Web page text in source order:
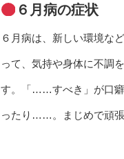
６月病の症状
６月病は、新しい環境な
って、気持や身体に不調
す。「……すべき」が口癖
ったり……。まじめで頑張